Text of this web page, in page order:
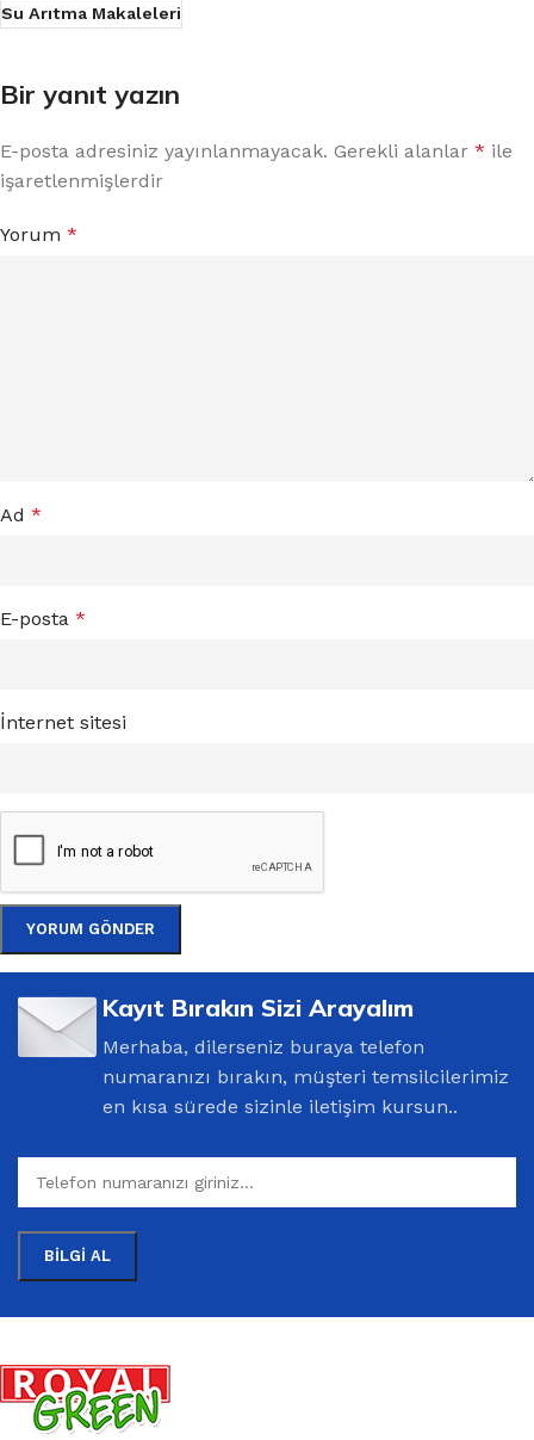
Su Arıtma Makaleleri
Bir yanıt yazın
E-posta adresiniz yayınlanmayacak. Gerekli alanlar * ile
işaretlenmişlerdir
Yorum *
Ad *
E-posta *
İnternet sitesi
Kayıt Bırakın Sizi Arayalım
Merhaba, dilerseniz buraya telefon
numaranızı bırakın, müşteri temsilcilerimiz
en kısa sürede sizinle iletişim kursun..